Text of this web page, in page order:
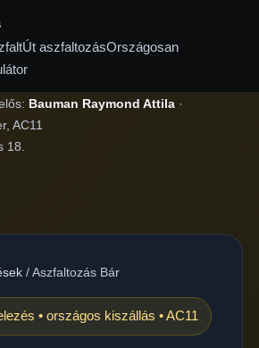
Út aszfaltozásOrszágosan
Bauman Raymond Attila·
AC11
18.
/Aszfaltozás Bár
• országos kiszállás • AC11